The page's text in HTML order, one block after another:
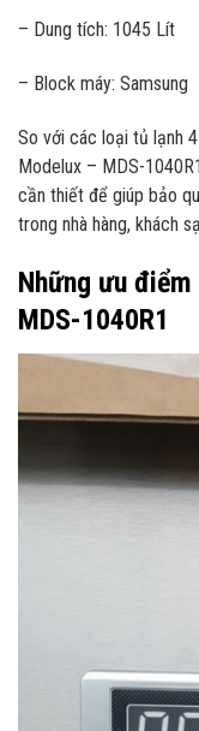
– Dung tích: 1045 Lít
– Block máy: Samsung
So với các loại tủ lạnh
Modelux – MDS-
cần thiết để giúp bảo
trong nhà hàng, khách
Những ưu
MDS-1040R1